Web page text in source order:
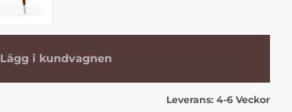
Lägg i kundvagnen
Leverans: 4-6 Veckor